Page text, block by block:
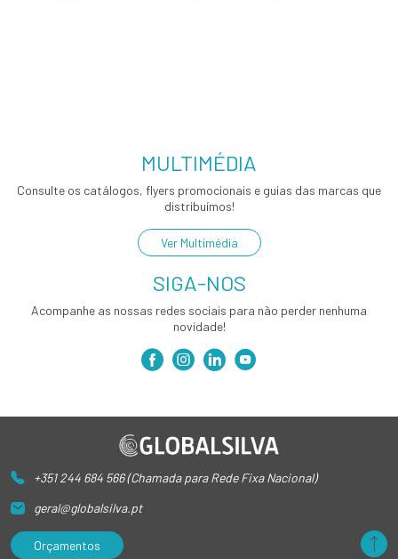
MULTIMÉDIA
Consulte os catálogos, flyers promocionais e guias das marcas que
distribuímos!
Ver Multimédia
SIGA-NOS
Acompanhe as nossas redes sociais para não perder nenhuma
novidade!
+351 244 684 566 (Chamada para Rede Fixa Nacional)
geral@globalsilva.pt
Orçamentos